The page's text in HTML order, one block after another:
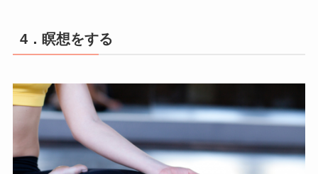
4．瞑想をする